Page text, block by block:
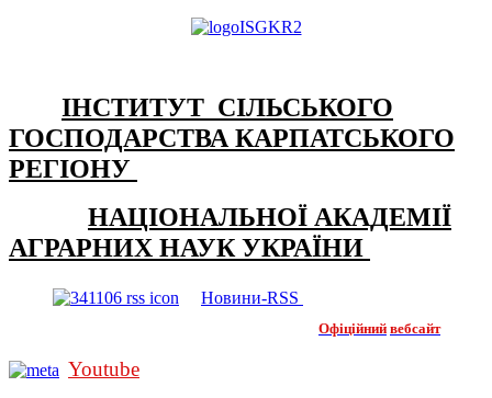
ІНСТИТУТ СІЛЬСЬКОГО
ГОСПОДАРСТВА КАРПАТСЬКОГО
РЕГІОНУ
НАЦІОНАЛЬНОЇ АКАДЕМІЇ
АГРАРНИХ НАУК УКРАЇНИ
Новини-RSS
Офіційний вебсайт
Youtube